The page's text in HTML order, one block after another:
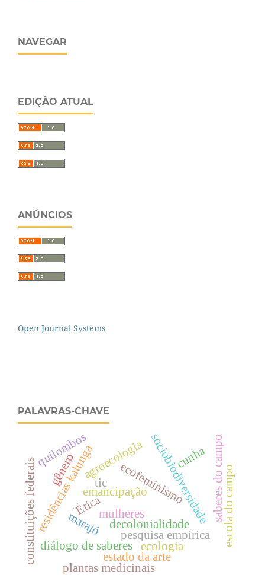
NAVEGAR
EDIÇÃO ATUAL
ANÚNCIOS
Open Journal Systems
PALAVRAS-CHAVE
decolonialidade
sociobiodiversidade
pesquisa empírica
´Ética
ecologia
mulheres
estado da arte
ecofeminismo
agroecologia
residências kalunga
diálogo de saberes
emancipação saberes do campo
cunha
constituições federais escola do campo
plantas medicinais
quilombos
gênero tic
marajó